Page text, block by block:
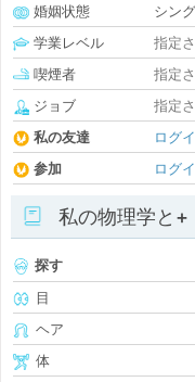
婚姻状態
シン
学業レベル
指定
喫煙者
指定
ジョブ
指定
私の友達
ログ
参加
ログ
私の物理学と+
探す
目
ヘア
体